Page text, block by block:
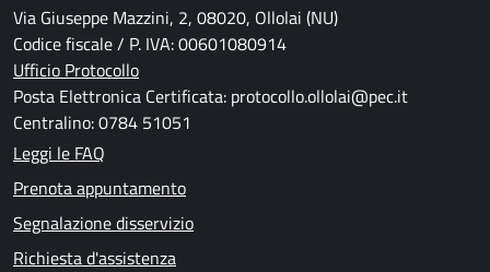
Via Giuseppe Mazzini, 2, 08020, Ollolai (NU)
Codice fiscale / P. IVA: 00601080914
Ufficio Protocollo
Posta Elettronica Certificata: protocollo.ollolai@pec.it
Centralino: 0784 51051
Leggi le FAQ
Prenota appuntamento
Segnalazione disservizio
Richiesta d'assistenza